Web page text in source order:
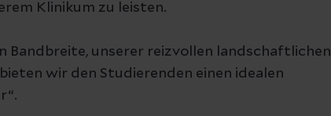
Klinikum zu leisten.
Bandbreite, unserer reizvollen landschaftlichen
wir den Studierenden einen idealen